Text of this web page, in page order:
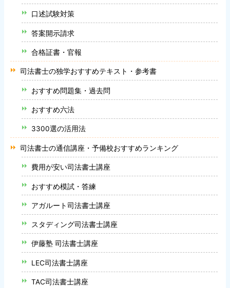
口述試験対策
答案開示請求
合格証書・官報
司法書士の独学おすすめテキスト・参考書
おすすめ問題集・過去問
おすすめ六法
3300選の活用法
司法書士の通信講座・予備校おすすめランキング
費用が安い司法書士講座
おすすめ模試・答練
アガルート司法書士講座
スタディング司法書士講座
伊藤塾 司法書士講座
LEC司法書士講座
TAC司法書士講座